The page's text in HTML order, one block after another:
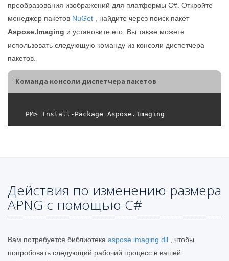
преобразования изображений для платформы C#. Откройте
менеджер пакетов NuGet , найдите через поиск пакет
Aspose.Imaging и установите его. Вы также можете
использовать следующую команду из консоли диспетчера
пакетов.
Команда консоли диспетчера пакетов
Действия по изменению размера
APNG с помощью C#
Вам потребуется библиотека aspose.imaging.dll , чтобы
попробовать следующий рабочий процесс в вашей